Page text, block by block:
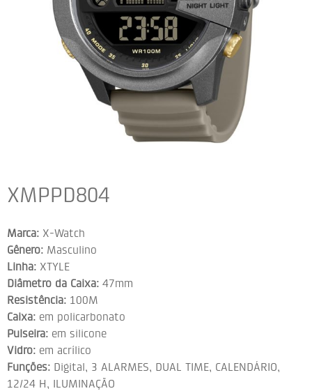
XMPPD804
Marca: X-Watch
Gênero: Masculino
Linha: XTYLE
Diâmetro da Caixa: 47mm
Resistência: 100M
Caixa: em policarbonato
Pulseira: em silicone
Vidro: em acrílico
Funções: Digital, 3 ALARMES, DUAL TIME, CALENDÁRIO,
12/24 H, ILUMINAÇÃO